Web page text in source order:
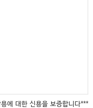
에 대한 신용을 보증합니다***